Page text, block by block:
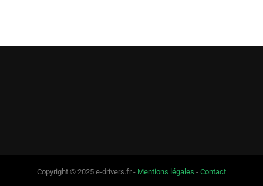
Copyright © 2025 e-drivers.fr - Mentions légales - Contact